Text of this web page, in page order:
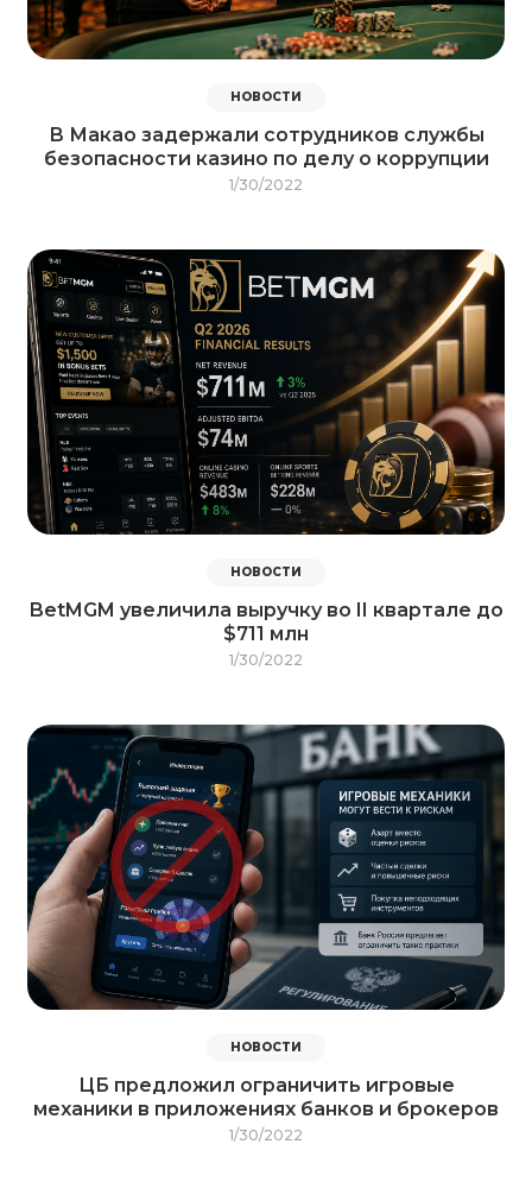
НОВОСТИ
В Макао задержали сотрудников службы
безопасности казино по делу о коррупции
1/30/2022
НОВОСТИ
BetMGM увеличила выручку во II квартале до
$711 млн
1/30/2022
НОВОСТИ
ЦБ предложил ограничить игровые
механики в приложениях банков и брокеров
1/30/2022